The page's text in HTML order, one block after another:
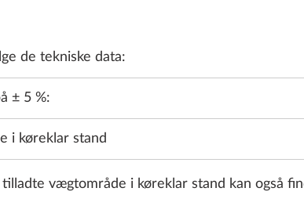
de tekniske data:
± 5 %:
i køreklar stand
vægtområde i køreklar stand kan også